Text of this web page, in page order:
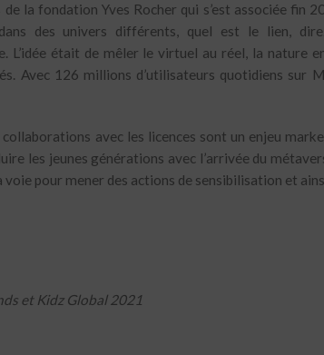
de la fondation Yves Rocher qui s’est associée
des univers différents, quel est le lien,
L’idée était de mêler le virtuel au réel, la
Avec 126 millions d’utilisateurs quotidiens sur
avec les licences sont un enjeu
les jeunes générations avec l’arrivée du
pour mener des actions de sensibilisation et
et Kidz Global 2021